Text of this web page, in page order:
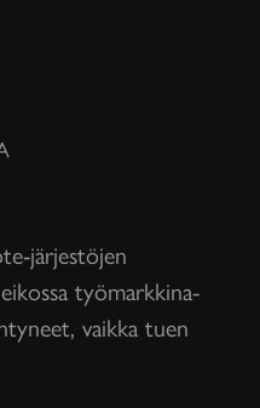
järjestöjen
työmarkkina-
vaikka tuen